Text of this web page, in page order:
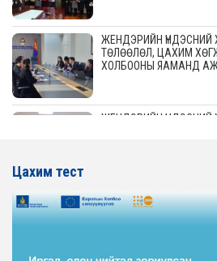
ЖЕНДЭРИЙН
ТӨЛӨӨЛӨЛ, ЦАХИМ
ХОЛБООНЫ ЯАМАНД
ЖЕНДЭРИЙН
ЖЕНДЭРИЙН
ТӨЛӨӨЛӨЛ ХОТ
СУУЦЖУУЛАЛТЫН
Цахим тест